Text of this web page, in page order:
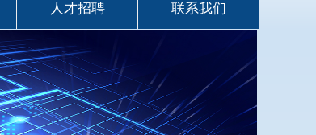
人才招聘 联系我们